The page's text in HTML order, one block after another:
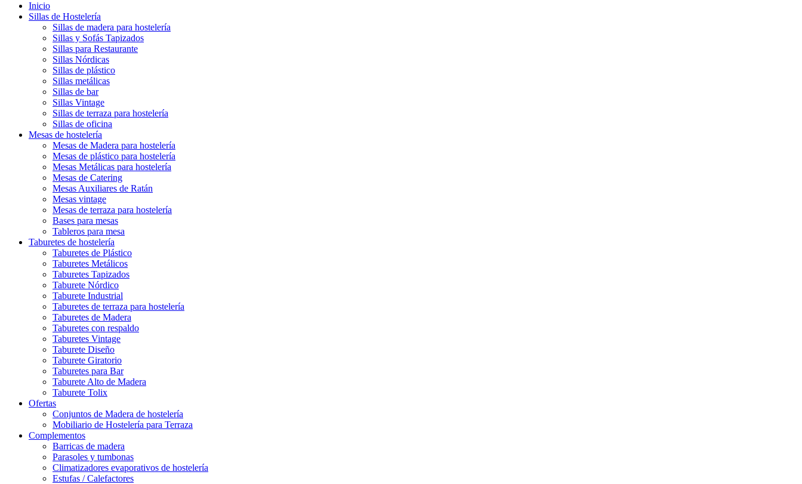
Inicio
Sillas de Hostelería
Sillas de madera para hostelería
Sillas y Sofás Tapizados
Sillas para Restaurante
Sillas Nórdicas
Sillas de plástico
Sillas metálicas
Sillas de bar
Sillas Vintage
Sillas de terraza para hostelería
Sillas de oficina
Mesas de hostelería
Mesas de Madera para hostelería
Mesas de plástico para hostelería
Mesas Metálicas para hostelería
Mesas de Catering
Mesas Auxiliares de Ratán
Mesas vintage
Mesas de terraza para hostelería
Bases para mesas
Tableros para mesa
Taburetes de hostelería
Taburetes de Plástico
Taburetes Metálicos
Taburetes Tapizados
Taburete Nórdico
Taburete Industrial
Taburetes de terraza para hostelería
Taburetes de Madera
Taburetes con respaldo
Taburetes Vintage
Taburete Diseño
Taburete Giratorio
Taburetes para Bar
Taburete Alto de Madera
Taburete Tolix
Ofertas
Conjuntos de Madera de hostelería
Mobiliario de Hostelería para Terraza
Complementos
Barricas de madera
Parasoles y tumbonas
Climatizadores evaporativos de hostelería
Estufas / Calefactores